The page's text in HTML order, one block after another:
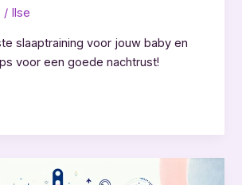
/ Ilse
slaaptraining voor jouw baby en
voor een goede nachtrust!